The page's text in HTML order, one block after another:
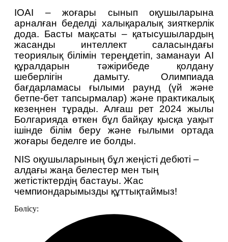
IOAI – жоғары сынып оқушыларына
арналған беделді халықаралық зияткерлік
дода. Басты мақсаты – қатысушылардың
жасанды интеллект саласындағы
теориялық білімін тереңдетіп, заманауи AI
құралдарын тәжірибеде қолдану
шеберлігін дамыту. Олимпиада
бағдарламасы ғылыми раунд (үй және
бетпе-бет тапсырмалар) және практикалық
кезеңнен тұрады. Алғаш рет 2024 жылы
Болгарияда өткен бұл байқау қысқа уақыт
ішінде білім беру және ғылыми ортада
жоғары беделге ие болды.
NIS оқушыларының бұл жеңісті дебюті –
алдағы жаңа белестер мен тың
жетістіктердің бастауы. Жас
чемпиондарымызды құттықтаймыз!
Бөлісу: